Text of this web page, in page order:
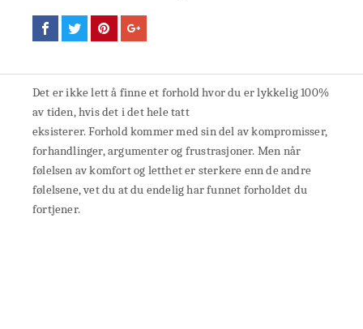
Det er ikke lett å finne et forhold hvor du er lykkelig 100%
av tiden, hvis det i det hele tatt
eksisterer. Forhold kommer med sin del av kompromisser,
forhandlinger, argumenter og frustrasjoner. Men når
følelsen av komfort og letthet er sterkere enn de andre
følelsene, vet du at du endelig har funnet forholdet du
fortjener.